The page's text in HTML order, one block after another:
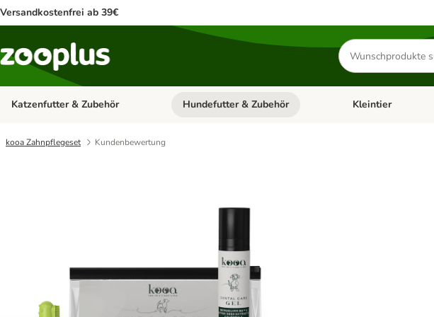
Versandkostenfrei ab 39€
Produkte
suchen
Katzenfutter & Zubehör Kategorie-Menü öffnen: Katzenfutter & Zubehör
Hundefutter & Zubehör Kategorie-Menü
Kleintier
kooa Zahnpflegeset Kundenbewertung